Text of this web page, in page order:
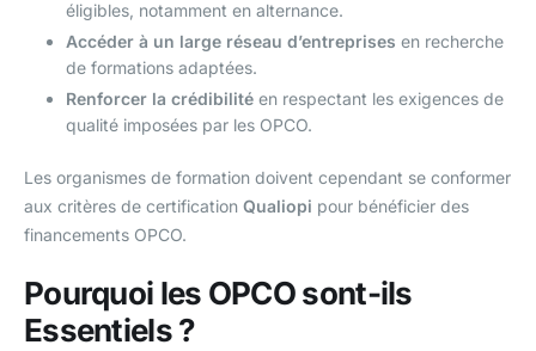
éligibles, notamment en alternance.
Accéder à un large réseau d’entreprises en recherche
de formations adaptées.
Renforcer la crédibilité en respectant les exigences de
qualité imposées par les OPCO.
Les organismes de formation doivent cependant se conformer
aux critères de certification Qualiopi pour bénéficier des
financements OPCO.
Pourquoi les OPCO sont-ils
Essentiels ?